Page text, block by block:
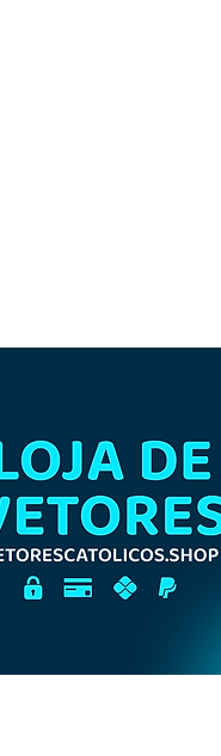
Santo
| Download